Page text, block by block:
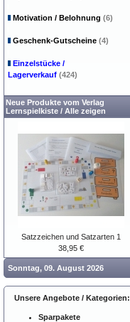
Motivation / Belohnung (6)
Geschenk-Gutscheine (4)
Einzelstücke /
Lagerverkauf (424)
Neue Produkte vom Verlag
Lernspielkiste / Alle zeigen
Satzzeichen und Satzarten 1
38,95 €
Sonntag, 09. August 2026
Unsere Angebote / Kategorien:
Sparpakete